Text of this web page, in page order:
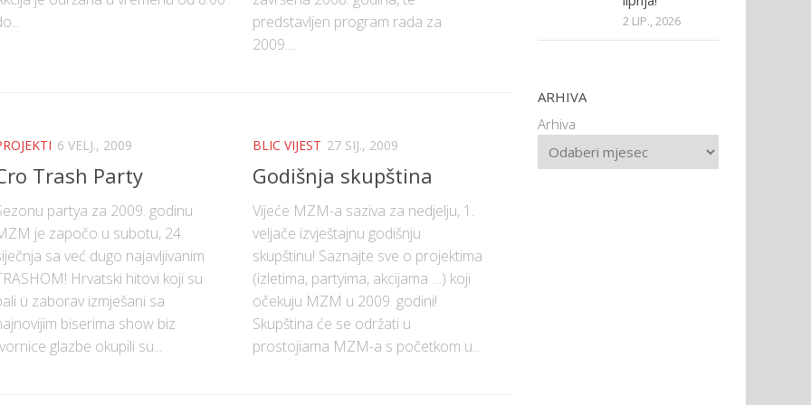
predstavljen program rada za
2009....
6 VELJ., 2009
Trash Party
partya za 2009. godinu
je započo u subotu, 24.
sa već dugo najavljivanim
Hrvatski hitovi koji su
u zaborav izmješani sa
biserima show biz
glazbe okupili su...
BLIC VIJEST 27 SIJ., 2009
Godišnja skupština
Vijeće MZM-a saziva za nedjelju, 1.
veljače izvještajnu godišnju
skupštinu! Saznajte sve o projektima
(izletima, partyima, akcijama …) koji
očekuju MZM u 2009. godini!
Skupština će se održati u
prostojiama MZM-a s početkom u...
2 LIP., 2026
ARHIVA
Arhiva